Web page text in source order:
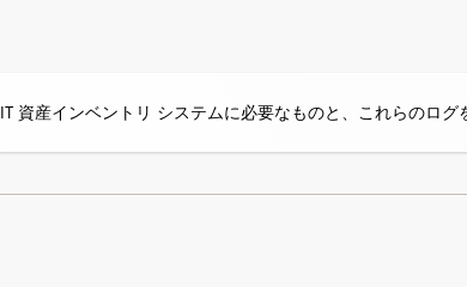
IT 資産インベントリ システムに必要なものと、これらのログ